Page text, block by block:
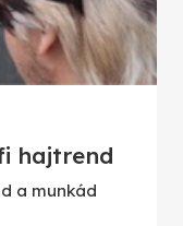
hajtrend
a munkád